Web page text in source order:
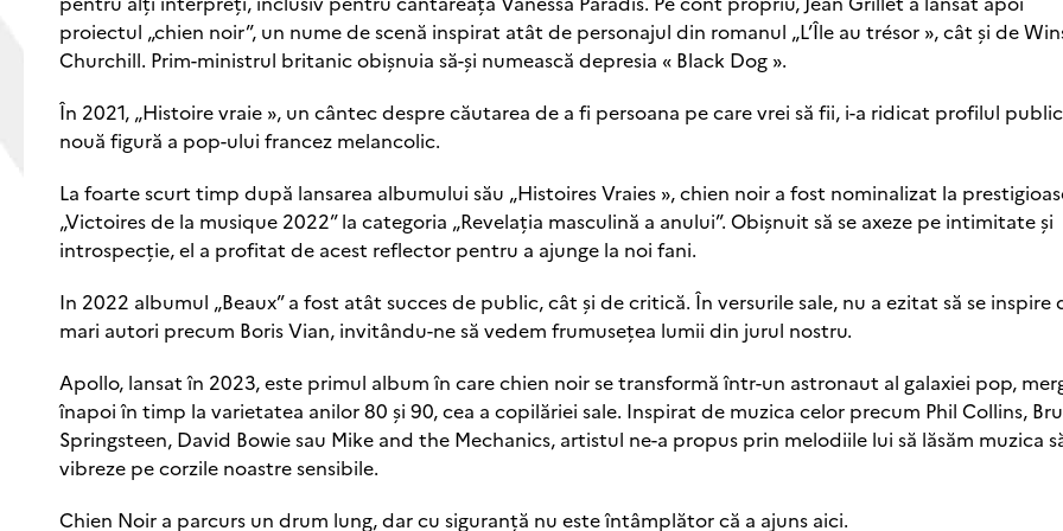
proiectul „chien noir”, un nume de scenă inspirat atât de personajul din romanul „L’Île au trésor », cât și de
Churchill. Prim-ministrul britanic obișnuia să-și numească depresia « Black Dog ».
În 2021, „Histoire vraie », un cântec despre căutarea de a fi persoana pe care vrei să fii, i-a ridicat profilul
nouă figură a pop-ului francez melancolic.
La foarte scurt timp după lansarea albumului său „Histoires Vraies », chien noir a fost nominalizat la
„Victoires de la musique 2022” la categoria „Revelația masculină a anului”. Obișnuit să se axeze pe intimitate și
introspecție, el a profitat de acest reflector pentru a ajunge la noi fani.
In 2022 albumul „Beaux” a fost atât succes de public, cât și de critică. În versurile sale, nu a ezitat să se inspire
mari autori precum Boris Vian, invitându-ne să vedem frumusețea lumii din jurul nostru.
Apollo, lansat în 2023, este primul album în care chien noir se transformă într-un astronaut al galaxiei pop,
înapoi în timp la varietatea anilor 80 și 90, cea a copilăriei sale. Inspirat de muzica celor precum Phil Collins,
Springsteen, David Bowie sau Mike and the Mechanics, artistul ne-a propus prin melodiile lui să lăsăm muzica
vibreze pe corzile noastre sensibile.
Chien Noir a parcurs un drum lung, dar cu siguranță nu este întâmplător că a ajuns aici.